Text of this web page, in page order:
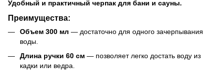
Удобный и практичный черпак для бани и сауны.
Преимущества:
Объем 300 мл — достаточно для одного зачерпывания
воды.
Длина ручки 60 см — позволяет легко достать воду из
кадки или ведра.